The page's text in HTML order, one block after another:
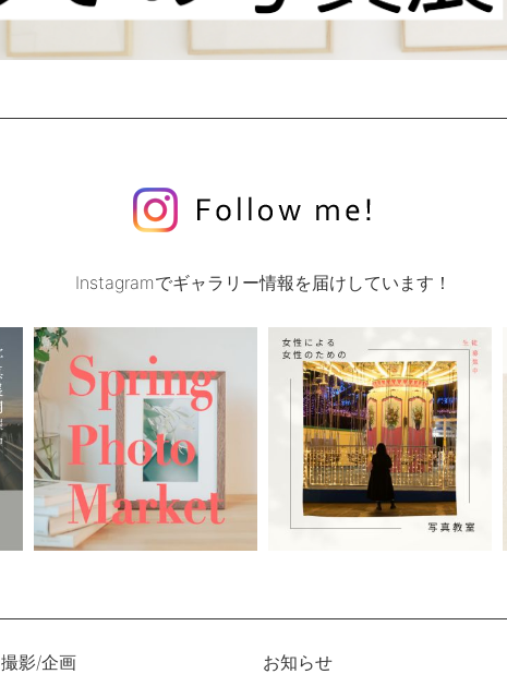
Instagramでギャラリー情報を届けしています！
撮影/企画
お知らせ